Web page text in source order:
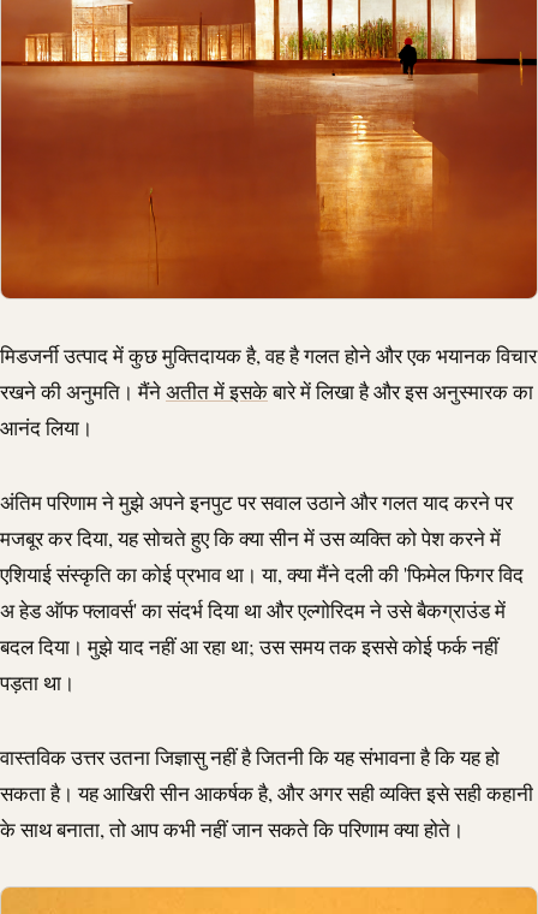
मिडजर्नी उत्पाद में कुछ मुक्तिदायक है, वह है गलत होने और एक भयानक विचार
रखने की अनुमति। मैंनेअतीत में इसकेबारे में लिखा है और इस अनुस्मारक का
आनंद लिया।
अंतिम परिणाम ने मुझे अपने इनपुट पर सवाल उठाने और गलत याद करने पर
मजबूर कर दिया, यह सोचते हुए कि क्या सीन में उस व्यक्ति को पेश करने में
एशियाई संस्कृति का कोई प्रभाव था। या, क्या मैंने दली की 'फिमेल फिगर विद
अ हेड ऑफ फ्लावर्स' का संदर्भ दिया था और एल्गोरिदम ने उसे बैकग्राउंड में
बदल दिया। मुझे याद नहीं आ रहा था; उस समय तक इससे कोई फर्क नहीं
पड़ता था।
वास्तविक उत्तर उतना जिज्ञासु नहीं है जितनी कि यह संभावना है कि यह हो
सकता है। यह आखिरी सीन आकर्षक है, और अगर सही व्यक्ति इसे सही कहानी
के साथ बनाता, तो आप कभी नहीं जान सकते कि परिणाम क्या होते।